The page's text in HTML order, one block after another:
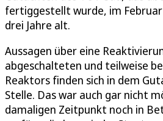
fertiggestellt wurde, im
drei Jahre alt.
Aussagen über eine
abgeschalteten und teilweise
Reaktors finden sich in dem
Stelle. Das war auch gar nicht
damaligen Zeitpunkt noch in